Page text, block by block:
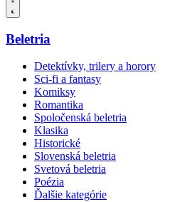
Beletria
Detektívky, trilery a horory
Sci-fi a fantasy
Komiksy
Romantika
Spoločenská beletria
Klasika
Historické
Slovenská beletria
Svetová beletria
Poézia
Ďalšie kategórie